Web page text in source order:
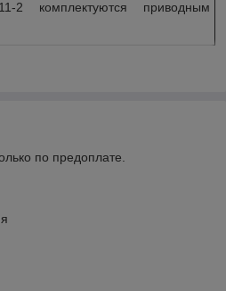
приводным
по предоплате.